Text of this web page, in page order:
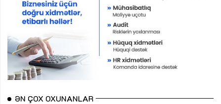
ƏN ÇOX OXUNANLAR